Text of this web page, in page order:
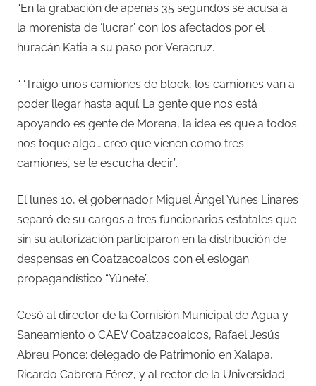
“En la grabación de apenas 35 segundos se acusa a
la morenista de ‘lucrar’ con los afectados por el
huracán Katia a su paso por Veracruz.
“ ‘Traigo unos camiones de block, los camiones van a
poder llegar hasta aquí. La gente que nos está
apoyando es gente de Morena, la idea es que a todos
nos toque algo… creo que vienen como tres
camiones’, se le escucha decir”.
El lunes 10, el gobernador Miguel Ángel Yunes Linares
separó de su cargos a tres funcionarios estatales que
sin su autorización participaron en la distribución de
despensas en Coatzacoalcos con el eslogan
propagandístico “Yúnete”.
Cesó al director de la Comisión Municipal de Agua y
Saneamiento o CAEV Coatzacoalcos, Rafael Jesús
Abreu Ponce; delegado de Patrimonio en Xalapa,
Ricardo Cabrera Férez, y al rector de la Universidad